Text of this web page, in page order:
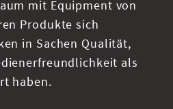
mit Equipment von
Produkte sich
in Sachen Qualität,
als
haben.